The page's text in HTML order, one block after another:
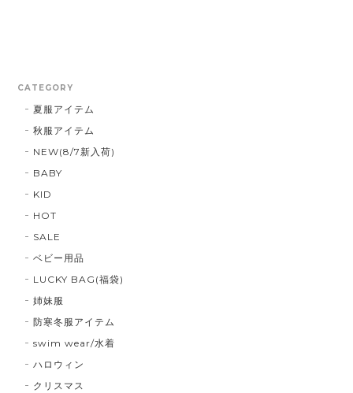
CATEGORY
夏服アイテム
秋服アイテム
NEW(8/7新入荷)
BABY
KID
HOT
SALE
ベビー用品
LUCKY BAG(福袋)
姉妹服
防寒冬服アイテム
swim wear/水着
ハロウィン
クリスマス